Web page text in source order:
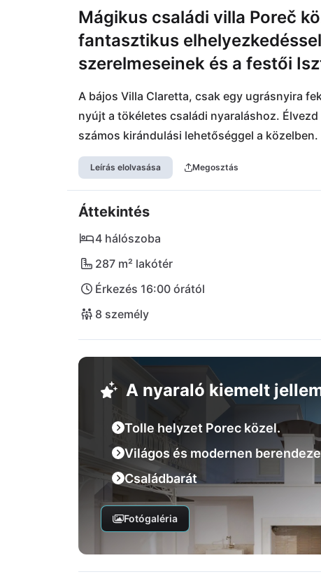
Mágikus családi villa Poreč
fantasztikus
szerelmeseinek és a festői
A bájos Villa Claretta, csak egy ugrásnyira
nyújt a tökéletes családi nyaraláshoz.
számos kirándulási lehetőséggel a
vagy fedezd fel az élettel teli Novigradot.
Pirate éttermekben, mindkettő könnyen
szükségletekhez a Plodine szupermarket is
csábít, miközben egy kiváló kapcsolódást
Pula. Itt minden vakációs nap élvezettel telik!
Leírás elolvasása Megosztás
Áttekintés
4 hálószoba
287 m² lakótér
Érkezés 16:00 órától
8 személy
A nyaraló kiemelt
Tolle helyzet Porec közel.
Világos és modernen
Családbarát
Fotógaléria